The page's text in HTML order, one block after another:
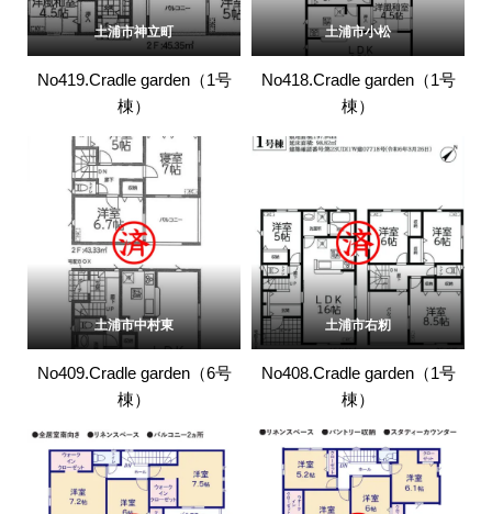
土浦市神立町
No419.Cradle garden（1号
棟）
土浦市小松
No418.Cradle garden（1号
棟）
土浦市中村東
No409.Cradle garden（6号
棟）
土浦市右籾
No408.Cradle garden（1号
棟）